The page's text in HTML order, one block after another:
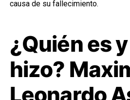
causa de su fallecimiento.
¿Quién es
hizo?
Leonardo